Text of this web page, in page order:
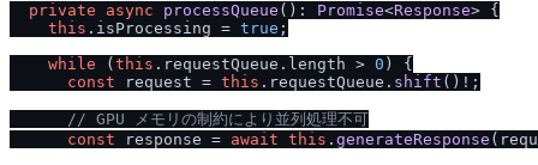
private
async processQueue (): Promise<Response> {
this . isProcessing = true ;
while ( this . requestQueue . length > 0 ) {
const request = this . requestQueue . shift ()!;
// GPU メモリの制約により並列処理不可
const response = await this . generateResponse